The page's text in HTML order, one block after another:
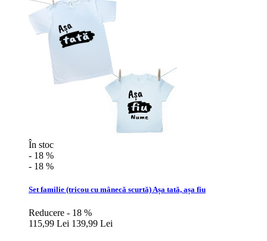
În stoc
- 18 %
- 18 %
Set familie (tricou cu mânecă scurtă) Așa tată, așa fiu
Reducere - 18 %
115,99 Lei 139,99 Lei